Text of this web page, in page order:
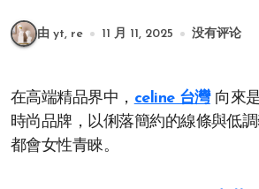
由 yt, re 11 月 11, 2025 没有评论
在高端精品界中， celine 台灣向來
時尚品牌，以俐落簡約的線條與低
都會女性青睞。